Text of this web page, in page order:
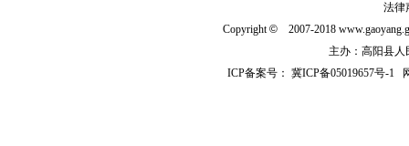
法律
Copyright© 2007-2018
主办：高阳县人
ICP备案号：冀ICP备05019657号-1